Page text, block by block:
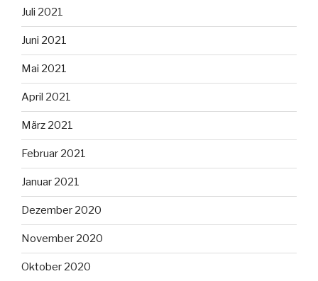
Juli 2021
Juni 2021
Mai 2021
April 2021
März 2021
Februar 2021
Januar 2021
Dezember 2020
November 2020
Oktober 2020